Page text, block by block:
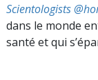
Scientologists
dans le monde
santé et qui